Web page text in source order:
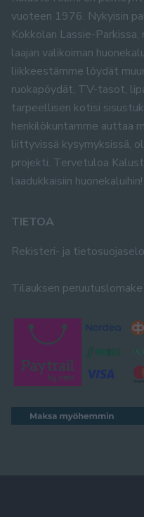
vuoteen 1976. Nykyisin
Kokkolan Lassie-
laajan valikoiman
liikkeestämme löydät
ruokapöydät, TV-tasot,
tarpeellisen kotisi
henkilökuntamme auttaa
liittyvissä kysymyksissä,
projekti. Tervetuloa
laadukkaisiin huonekaluihin!
TIETOA
Rekisteri- ja
Tilauksen peruutuslomake